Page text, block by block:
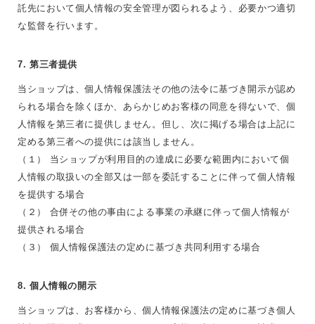
託先において個人情報の安全管理が図られるよう、必要かつ適切
な監督を行います。
7. 第三者提供
当ショップは、個人情報保護法その他の法令に基づき開示が認め
られる場合を除くほか、あらかじめお客様の同意を得ないで、個
人情報を第三者に提供しません。但し、次に掲げる場合は上記に
定める第三者への提供には該当しません。
（１） 当ショップが利用目的の達成に必要な範囲内において個
人情報の取扱いの全部又は一部を委託することに伴って個人情報
を提供する場合
（２） 合併その他の事由による事業の承継に伴って個人情報が
提供される場合
（３） 個人情報保護法の定めに基づき共同利用する場合
8. 個人情報の開示
当ショップは、お客様から、個人情報保護法の定めに基づき個人